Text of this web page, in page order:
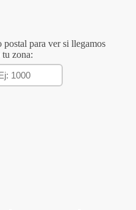
postal para ver si llegamos
tu zona: